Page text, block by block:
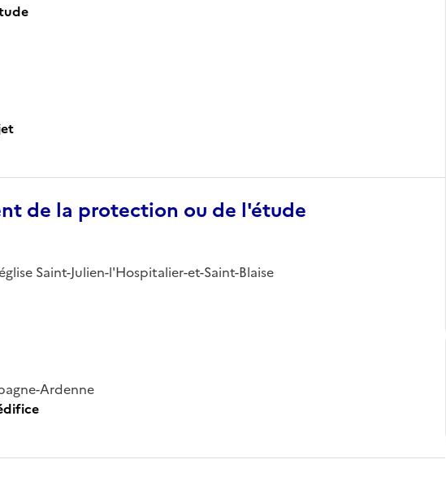
de la protection ou de l'étude
Saint-Julien-l'Hospitalier-et-Saint-Blaise
Ardenne